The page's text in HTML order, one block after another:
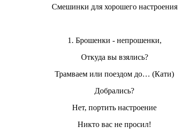
Смешинки для хорошего настроения
1. Брошенки - непрошенки,
Откуда вы взялись?
Трамваем или поездом до… (Кати)
Добрались?
Нет, портить настроение
Никто вас не просил!